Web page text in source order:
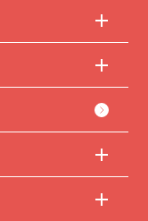
任を負うものではありませ
を変更する場合がありま
資料です。本サイトに公開